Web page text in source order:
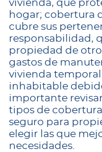
vivienda, que
hogar; cobertura
cubre sus
responsabilidad,
propiedad de
gastos de
vivienda temporal
inhabitable
importante
tipos de
seguro para
elegir las que
necesidades.